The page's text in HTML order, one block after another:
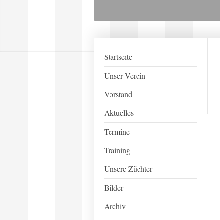
Startseite
Unser Verein
Vorstand
Aktuelles
Termine
Training
Unsere Züchter
Bilder
Archiv